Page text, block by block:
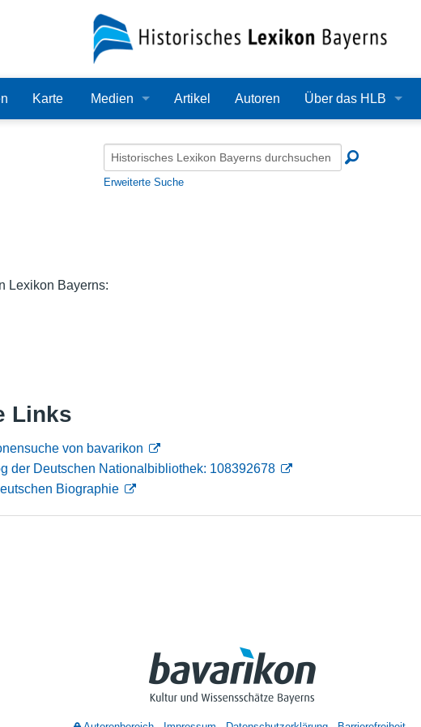
Karte Medien
Audio
Alle Dateien
Artikel Autoren Über das HLB
Redaktion
Erweiterte Suche
Lexikon Bayerns:
Links
von bavarikon
der Deutschen Nationalbibliothek: 108392678
Biographie